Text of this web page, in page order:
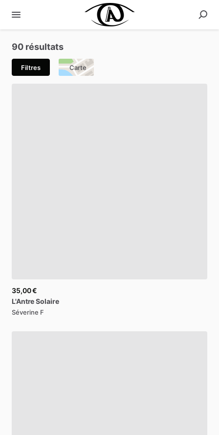
90 résultats
Filtres Carte
35,00 €
L'AntreSolaire
Séverine F